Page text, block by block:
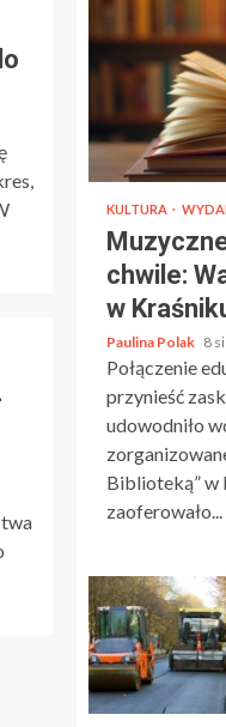
KULTURA
chwile:
w
Paulina Polak 8
Połączenie
przynieść
udowodniło
Biblioteką” w
zaoferowało...